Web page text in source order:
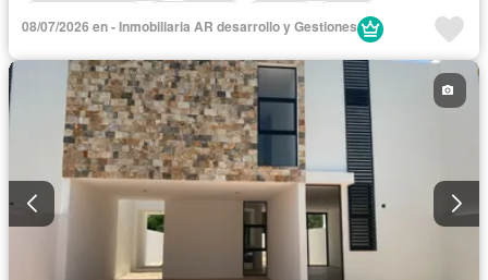
Jardín
08/07/2026 en - Inmobiliaria AR desarrollo y Gestiones